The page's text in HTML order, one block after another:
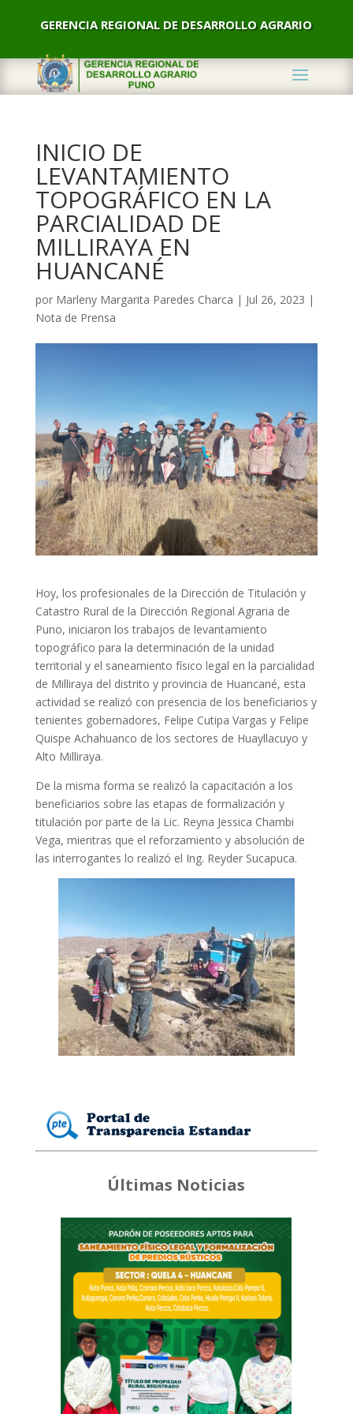
GERENCIA REGIONAL DE DESARROLLO AGRARIO
INICIO DE
LEVANTAMIENTO
TOPOGRÁFICO EN LA
PARCIALIDAD DE
MILLIRAYA EN
HUANCANÉ
por Marleny Margarita Paredes Charca | Jul 26, 2023 |
Nota de Prensa
Hoy, los profesionales de la Dirección de Titulación y
Catastro Rural de la Dirección Regional Agraria de
Puno, iniciaron los trabajos de levantamiento
topográfico para la determinación de la unidad
territorial y el saneamiento físico legal en la parcialidad
de Milliraya del distrito y provincia de Huancané, esta
actividad se realizó con presencia de los beneficiarios y
tenientes gobernadores, Felipe Cutipa Vargas y Felipe
Quispe Achahuanco de los sectores de Huayllacuyo y
Alto Milliraya.
De la misma forma se realizó la capacitación a los
beneficiarios sobre las etapas de formalización y
titulación por parte de la Lic. Reyna Jessica Chambi
Vega, mientras que el reforzamiento y absolución de
las interrogantes lo realizó el Ing. Reyder Sucapuca.
Últimas Noticias